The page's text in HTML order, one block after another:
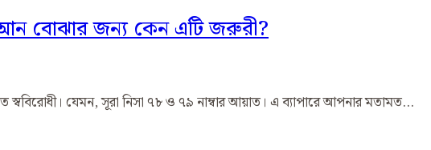
বোঝার জন্য কেন এটি জরুরী?
যেমন, সূরা নিসা ৭৮ ও ৭৯ নাম্বার আয়াত। এ ব্যাপারে আপনার মতামত…